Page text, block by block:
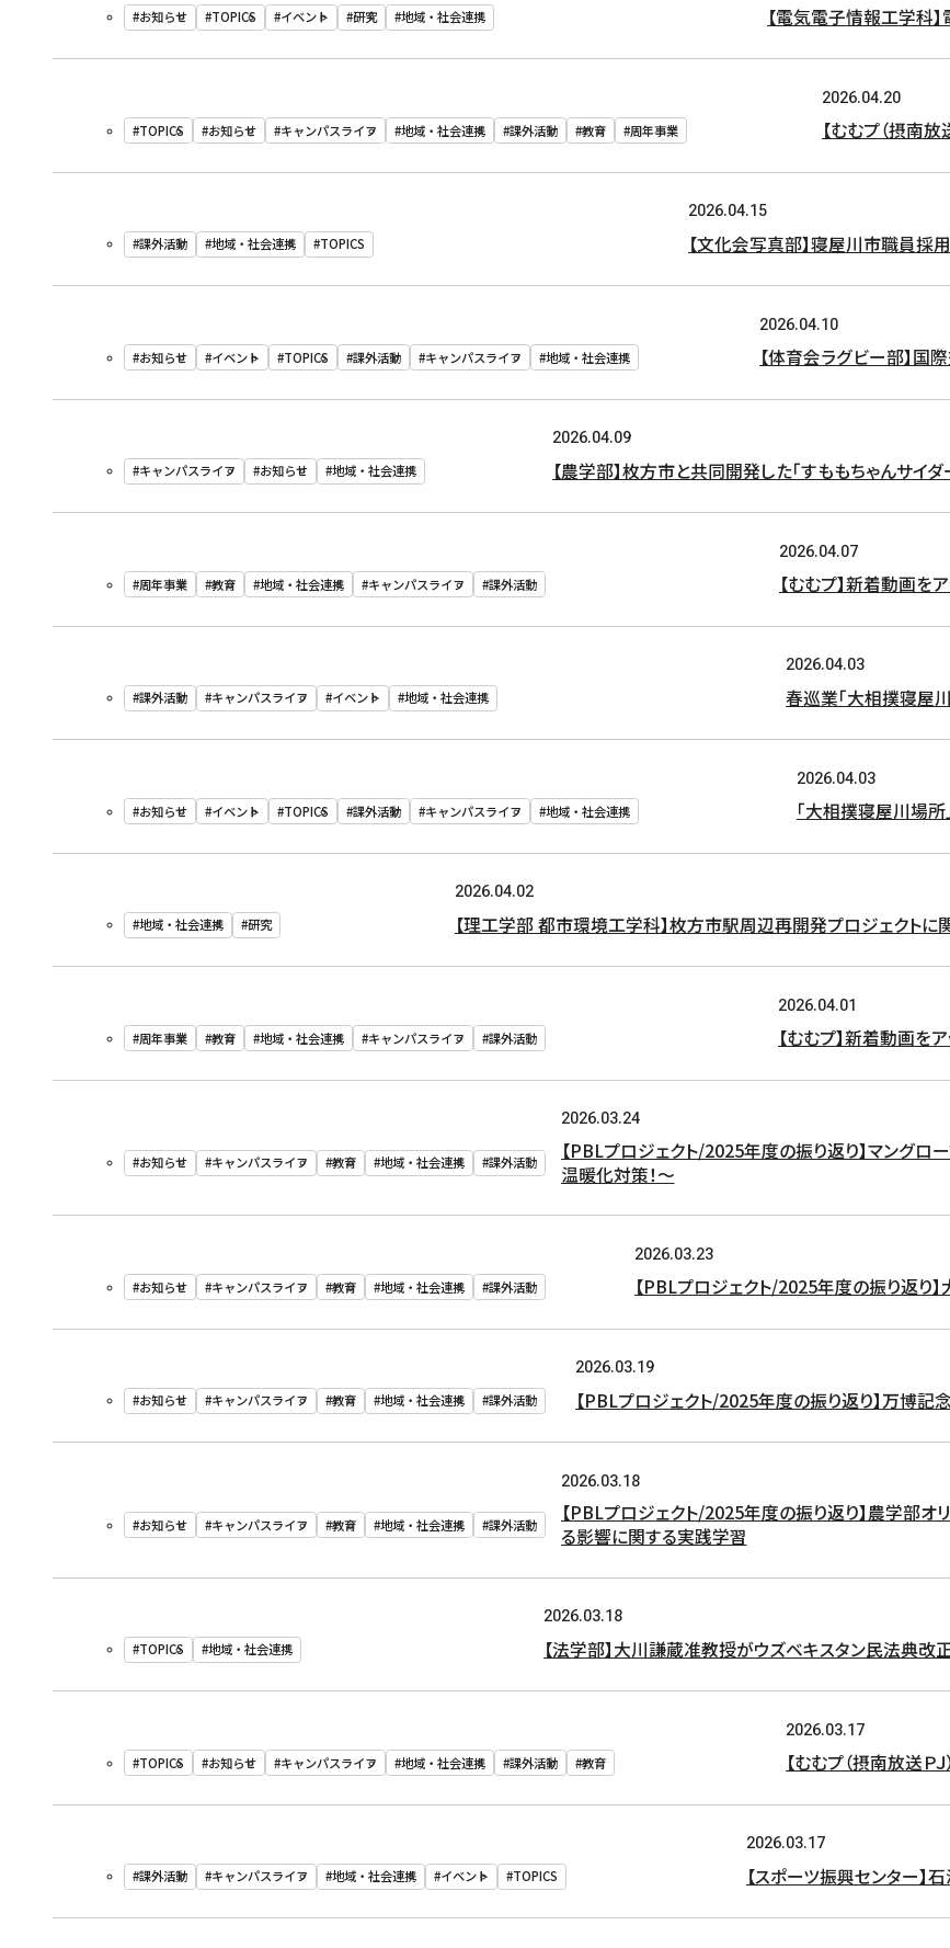
#お知らせ
#TOPICS #イベント #研究 #地域・社会連携 【電気電子情報工学科
2026.04.20
#TOPICS
#お知らせ #キャンパスライフ #地域・社会連携 #課外活動 #教育 #周年事業 【むむプ（摂南
2026.04.15
#課外活動
#地域・社会連携 #TOPICS 【文化会写真部】寝屋川市職員採
2026.04.10
#お知らせ
#イベント #TOPICS #課外活動 #キャンパスライフ #地域・社会連携 【体育会ラグビー部】国
2026.04.09
#キャンパスライフ
#お知らせ #地域・社会連携 【農学部】枚方市と共同開発した「すももちゃんサイ
2026.04.07
#周年事業
#教育 #地域・社会連携 #キャンパスライフ #課外活動 【むむプ】新着動画
2026.04.03
#課外活動
#キャンパスライフ #イベント #地域・社会連携 春巡業「大相撲寝屋
2026.04.03
#お知らせ
#イベント #TOPICS #課外活動 #キャンパスライフ #地域・社会連携 「大相撲寝屋川場所
2026.04.02
#地域・社会連携
#研究 【理工学部 都市環境工学科】枚方市駅周辺再開発プロジェクト
2026.04.01
#周年事業
#教育 #地域・社会連携 #キャンパスライフ #課外活動 【むむプ】新着動画
2026.03.24
#お知らせ #キャンパスライフ #教育 #地域・社会連携 #課外活動
【PBLプロジェクト/2025年度の振り返り】マングロ
温暖化対策！〜
2026.03.23
#お知らせ
#キャンパスライフ #教育 #地域・社会連携 #課外活動 【PBLプロジェクト/2025年度の振り返り
2026.03.19
#お知らせ
#キャンパスライフ #教育 #地域・社会連携 #課外活動 【PBLプロジェクト/2025年度の振り返り】万博
2026.03.18
#お知らせ #キャンパスライフ #教育 #地域・社会連携 #課外活動
【PBLプロジェクト/2025年度の振り返り】農学部
る影響に関する実践学習
2026.03.18
#TOPICS
#地域・社会連携 【法学部】大川謙蔵准教授がウズベキスタン民法典
2026.03.17
#TOPICS
#お知らせ #キャンパスライフ #地域・社会連携 #課外活動 #教育 【むむプ（摂南放送Ｐ
2026.03.17
#課外活動
#キャンパスライフ #地域・社会連携 #イベント #TOPICS 【スポーツ振興センター